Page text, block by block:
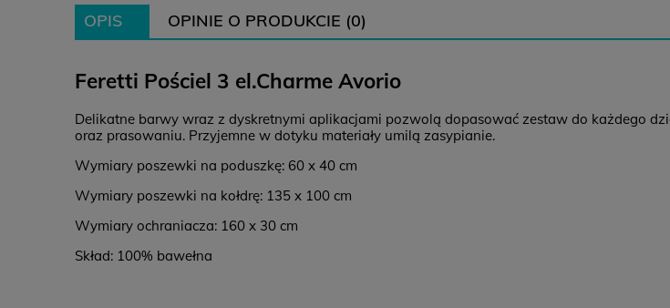
OPIS OPINIE O PRODUKCIE (0)
Feretti Pościel 3 el.Charme Avorio
Delikatne barwy wraz z dyskretnymi aplikacjami pozwolą dopasować zestaw do każdego
oraz prasowaniu. Przyjemne w dotyku materiały umilą zasypianie.
Wymiary poszewki na poduszkę: 60 x 40 cm
Wymiary poszewki na kołdrę: 135 x 100 cm
Wymiary ochraniacza: 160 x 30 cm
Skład: 100% bawełna